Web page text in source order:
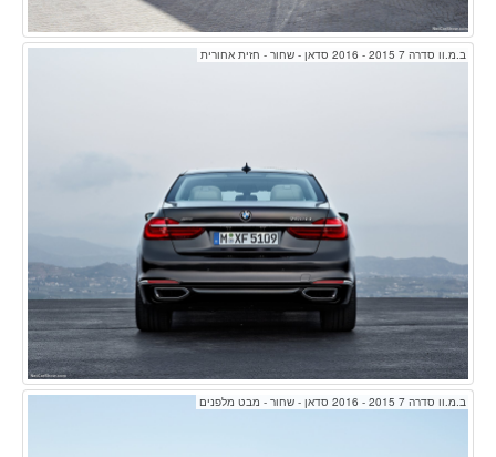
ב.מ.וו סדרה 7 2015 - 2016 סדאן - שחור - חזית אחורית
ב.מ.וו סדרה 7 2015 - 2016 סדאן - שחור - מבט מלפנים